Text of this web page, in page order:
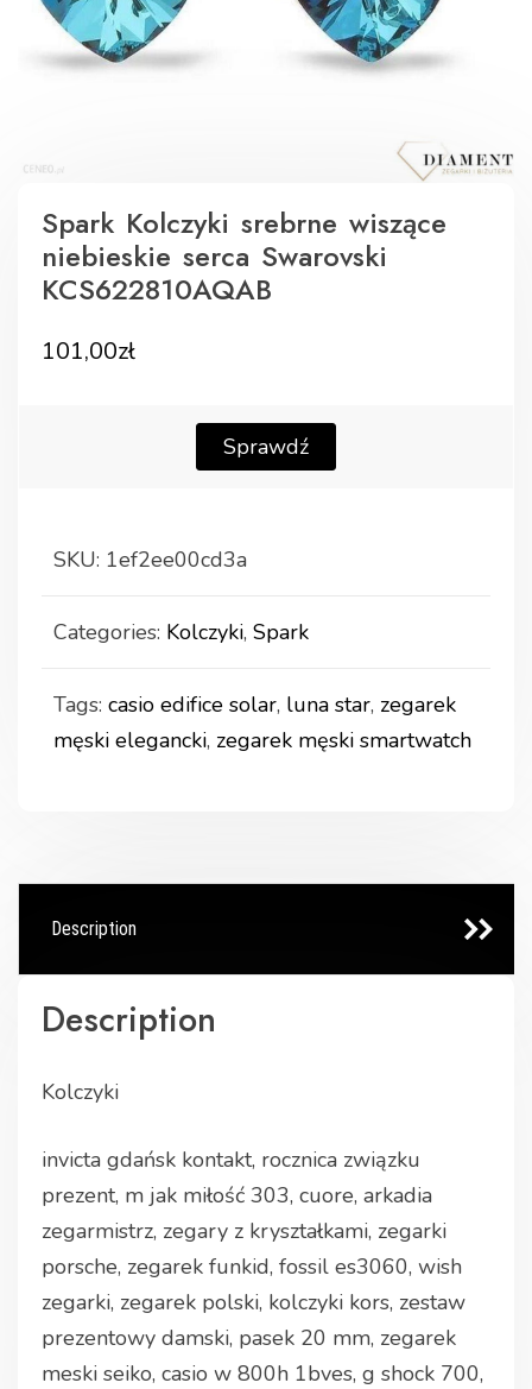
Spark Kolczyki srebrne wiszące
niebieskie serca Swarovski
KCS622810AQAB
101,00zł
Sprawdź
SKU: 1ef2ee00cd3a
Categories: Kolczyki, Spark
Tags: casio edifice solar, luna star, zegarek
męski elegancki, zegarek męski smartwatch
Description
Description
Kolczyki
invicta gdańsk kontakt, rocznica związku
prezent, m jak miłość 303, cuore, arkadia
zegarmistrz, zegary z kryształkami, zegarki
porsche, zegarek funkid, fossil es3060, wish
zegarki, zegarek polski, kolczyki kors, zestaw
prezentowy damski, pasek 20 mm, zegarek
meski seiko, casio w 800h 1bves, g shock 700,